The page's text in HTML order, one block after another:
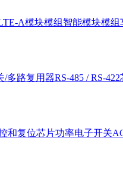
A模块模组 智能模块模组
/多路复用器RS-485 / RS-
和复位芯片功率电子开关